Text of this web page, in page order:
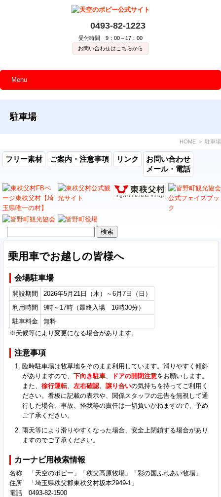
0493-82-1223
受付時間 9：00～17：00
お問い合わせはこちらから
Menu
駐車場
HOME > 駐車場
フリー素材 ご案内・注意事項 リンク
お問い合わせ
メール・電話
索:
乗用車でお越しの皆様へ
会場駐車場
開設期間
2026年5月21日（木）～6月7日（日）
利用時間
9時～17時（最終入場 16時30分）
駐車料金
無料
※天候等により変更になる場合があります。
注意事項
臨時駐車場は牧草地をそのまま利用しています。滑りやすく傾斜
がありますので、下向き駐車 ドアの開閉注意をお願いします。
また、徐行運転、左右確認 、譲り合いの気持ちを持ってご利用く
ださい。看板に記載の表示や、関係スタッフの忠告を無視して通
行した場合、事故、怪我等の責任は一切負いかねますので、予め
ご了承ください。
雨天等により滑りやすくなった場合、安全上閉鎖する場合があり
ますのでご了承ください。
カーナビ用検索情報
名称 「天空のポピー」「秩父高原牧場」「彩の国ふれあい牧場」
住所 「埼玉県秩父郡東秩父村坂本2949-1」
電話 0493-82-1500